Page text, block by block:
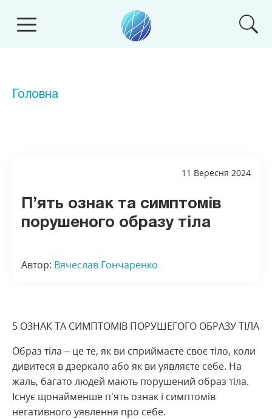
Головна
11 Вересня 2024
П’ять ознак та симптомів
порушеного образу тіла
Автор: Вячеслав Гончаренко
5 ОЗНАК ТА СИМПТОМІВ ПОРУШЕГОГО ОБРАЗУ ТІЛА
Образ тіла – це те, як ви сприймаєте своє тіло, коли
дивитеся в дзеркало або як ви уявляєте себе. На
жаль, багато людей мають порушений образ тіла.
Існує щонайменше п’ять ознак і симптомів
негативного уявлення про себе.